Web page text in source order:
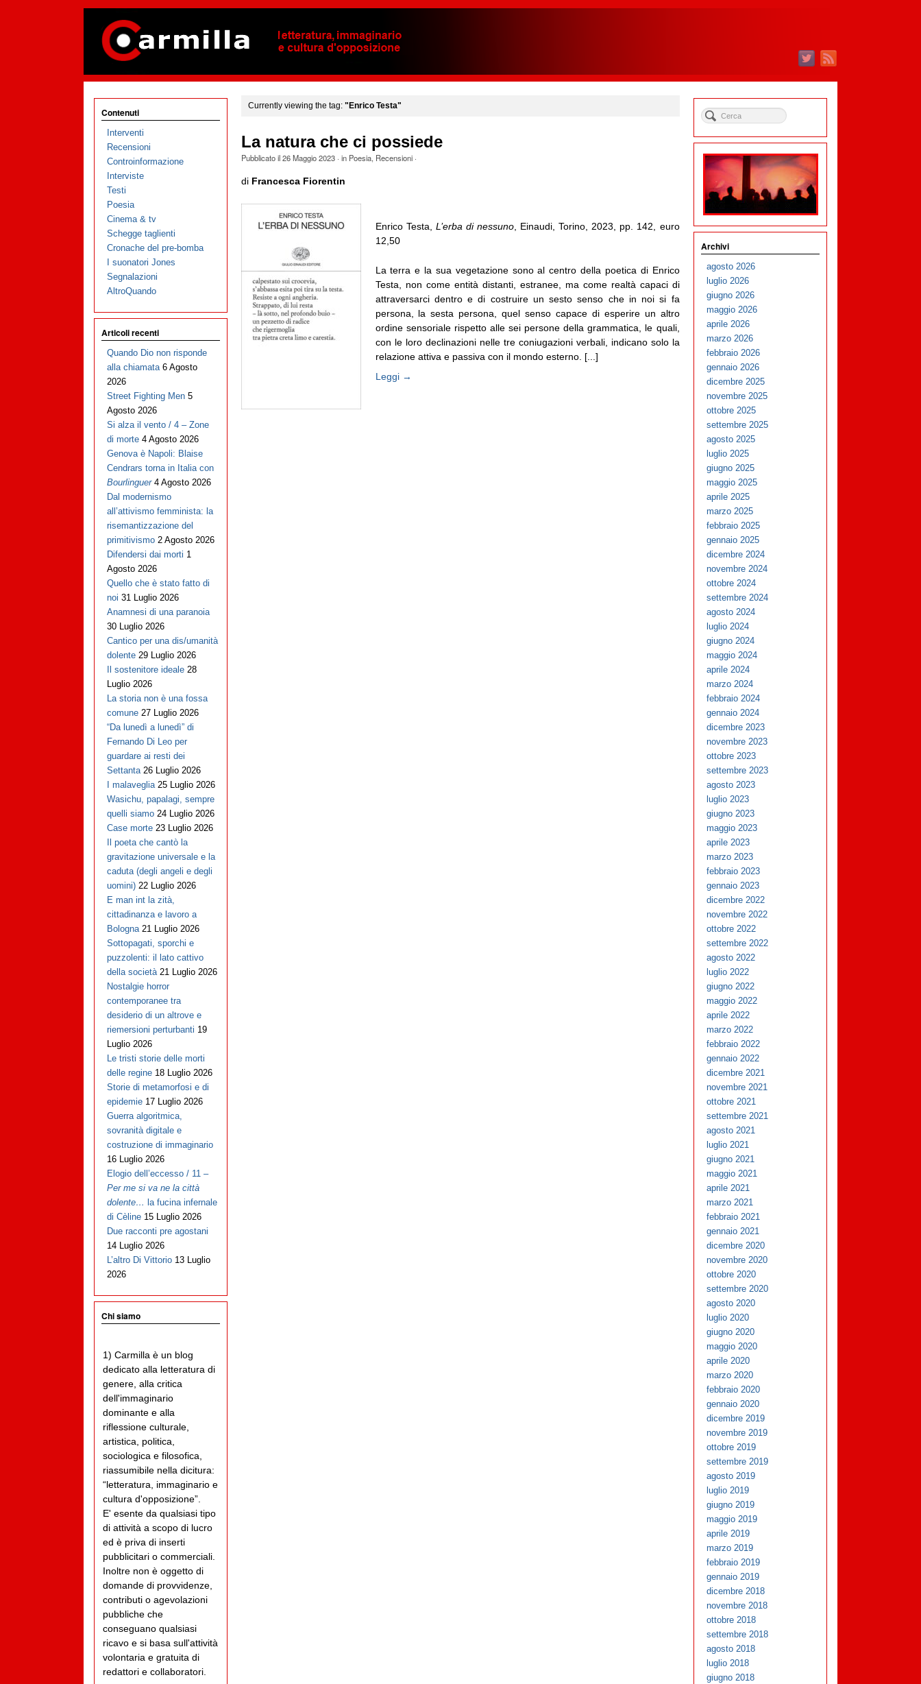
Currently viewing the tag: "Enrico Testa"
La natura che ci possiede
Pubblicato il26 Maggio 2023· in Poesia, Recensioni·
di Francesca Fiorentin
Enrico Testa, L’erba di nessuno, Einaudi, Torino, 2023, pp. 142, euro
12,50
La terra e la sua vegetazione sono al centro della poetica di Enrico
Testa, non come entità distanti, estranee, ma come realtà capaci di
attraversarci dentro e di costruire un sesto senso che in noi si fa
persona, la sesta persona, quel senso capace di esperire un altro
ordine sensoriale rispetto alle sei persone della grammatica, le quali,
con le loro declinazioni nelle tre coniugazioni verbali, indicano solo la
relazione attiva e passiva con il mondo esterno. [...]
Leggi →
Contenuti
Interventi
Recensioni
Controinformazione
Interviste
Testi
Poesia
Cinema & tv
Schegge taglienti
Cronache del pre-bomba
I suonatori Jones
Segnalazioni
AltroQuando
Articoli recenti
Quando Dio non risponde
alla chiamata 6 Agosto
2026
Street Fighting Men 5
Agosto 2026
Si alza il vento / 4 – Zone
di morte 4 Agosto 2026
Genova è Napoli: Blaise
Cendrars torna in Italia con
Bourlinguer 4 Agosto 2026
Dal modernismo
all’attivismo femminista: la
risemantizzazione del
primitivismo 2 Agosto 2026
Difendersi dai morti 1
Agosto 2026
Quello che è stato fatto di
noi 31 Luglio 2026
Anamnesi di una paranoia
30 Luglio 2026
Cantico per una dis/umanità
dolente 29 Luglio 2026
Il sostenitore ideale 28
Luglio 2026
La storia non è una fossa
comune 27 Luglio 2026
“Da lunedì a lunedì” di
Fernando Di Leo per
guardare ai resti dei
Settanta 26 Luglio 2026
I malaveglia 25 Luglio 2026
Wasichu, papalagi, sempre
quelli siamo 24 Luglio 2026
Case morte 23 Luglio 2026
Il poeta che cantò la
gravitazione universale e la
caduta (degli angeli e degli
uomini) 22 Luglio 2026
E man int la zità,
cittadinanza e lavoro a
Bologna 21 Luglio 2026
Sottopagati, sporchi e
puzzolenti: il lato cattivo
della società 21 Luglio 2026
Nostalgie horror
contemporanee tra
desiderio di un altrove e
riemersioni perturbanti 19
Luglio 2026
Le tristi storie delle morti
delle regine 18 Luglio 2026
Storie di metamorfosi e di
epidemie 17 Luglio 2026
Guerra algoritmica,
sovranità digitale e
costruzione di immaginario
16 Luglio 2026
Elogio dell’eccesso / 11 –
Per me si va ne la città
dolente… la fucina infernale
di Cèline 15 Luglio 2026
Due racconti pre agostani
14 Luglio 2026
L’altro Di Vittorio 13 Luglio
2026
Chi siamo
1) Carmilla è un blog
dedicato alla letteratura di
genere, alla critica
dell'immaginario
dominante e alla
riflessione culturale,
artistica, politica,
sociologica e filosofica,
riassumibile nella dicitura:
“letteratura, immaginario e
cultura d'opposizione”.
E' esente da qualsiasi tipo
di attività a scopo di lucro
ed è priva di inserti
pubblicitari o commerciali.
Inoltre non è oggetto di
domande di provvidenze,
contributi o agevolazioni
pubbliche che
conseguano qualsiasi
ricavo e si basa sull'attività
volontaria e gratuita di
redattori e collaboratori.
Archivi
agosto 2026
luglio 2026
giugno 2026
maggio 2026
aprile 2026
marzo 2026
febbraio 2026
gennaio 2026
dicembre 2025
novembre 2025
ottobre 2025
settembre 2025
agosto 2025
luglio 2025
giugno 2025
maggio 2025
aprile 2025
marzo 2025
febbraio 2025
gennaio 2025
dicembre 2024
novembre 2024
ottobre 2024
settembre 2024
agosto 2024
luglio 2024
giugno 2024
maggio 2024
aprile 2024
marzo 2024
febbraio 2024
gennaio 2024
dicembre 2023
novembre 2023
ottobre 2023
settembre 2023
agosto 2023
luglio 2023
giugno 2023
maggio 2023
aprile 2023
marzo 2023
febbraio 2023
gennaio 2023
dicembre 2022
novembre 2022
ottobre 2022
settembre 2022
agosto 2022
luglio 2022
giugno 2022
maggio 2022
aprile 2022
marzo 2022
febbraio 2022
gennaio 2022
dicembre 2021
novembre 2021
ottobre 2021
settembre 2021
agosto 2021
luglio 2021
giugno 2021
maggio 2021
aprile 2021
marzo 2021
febbraio 2021
gennaio 2021
dicembre 2020
novembre 2020
ottobre 2020
settembre 2020
agosto 2020
luglio 2020
giugno 2020
maggio 2020
aprile 2020
marzo 2020
febbraio 2020
gennaio 2020
dicembre 2019
novembre 2019
ottobre 2019
settembre 2019
agosto 2019
luglio 2019
giugno 2019
maggio 2019
aprile 2019
marzo 2019
febbraio 2019
gennaio 2019
dicembre 2018
novembre 2018
ottobre 2018
settembre 2018
agosto 2018
luglio 2018
giugno 2018